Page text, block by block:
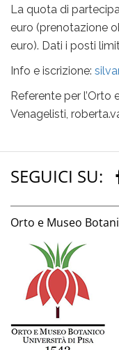
La quota di
euro (prenotazione
euro). Dati i posti
Info e iscrizione:
Referente per l’Orto
Venagelisti,
SEGUICI SU:
Orto e Museo